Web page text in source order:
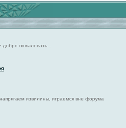
пожаловать...
извилины, играемся вне форума